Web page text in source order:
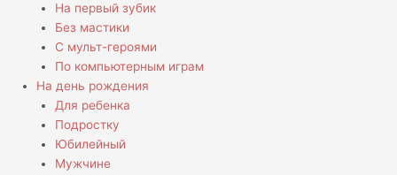
На первый зубик
Без мастики
С мульт-героями
По компьютерным играм
На день рождения
Для ребенка
Подростку
Юбилейный
Мужчине